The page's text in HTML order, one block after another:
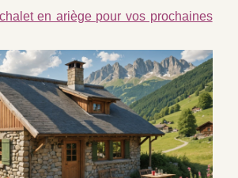
en ariège pour vos prochaines